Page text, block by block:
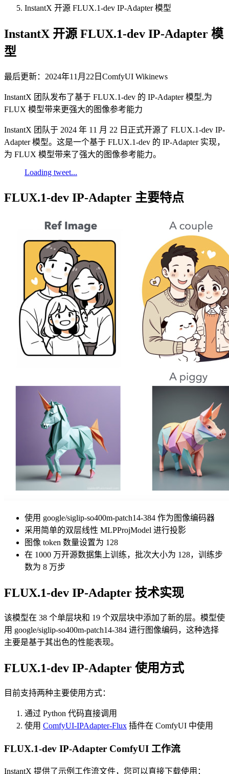
InstantX 开源 FLUX.1-dev IP-Adapter 模型
InstantX 开源 FLUX.1-dev IP-Adapter 模
型
最后更新：2024年11月22日 ComfyUI Wikinews
InstantX 团队发布了基于 FLUX.1-dev 的 IP-Adapter 模型,为
FLUX 模型带来更强大的图像参考能力
InstantX 团队于 2024 年 11 月 22 日正式开源了 FLUX.1-dev IP-
Adapter 模型。这是一个基于 FLUX.1-dev 的 IP-Adapter 实现，
为 FLUX 模型带来了强大的图像参考能力。
Loading tweet...
FLUX.1-dev IP-Adapter 主要特点
使用 google/siglip-so400m-patch14-384 作为图像编码器
采用简单的双层线性 MLPProjModel 进行投影
图像 token 数量设置为 128
在 1000 万开源数据集上训练，批次大小为 128，训练步
数为 8 万步
FLUX.1-dev IP-Adapter 技术实现
该模型在 38 个单层块和 19 个双层块中添加了新的层。模型使
用 google/siglip-so400m-patch14-384 进行图像编码，这种选择
主要是基于其出色的性能表现。
FLUX.1-dev IP-Adapter 使用方式
目前支持两种主要使用方式：
通过 Python 代码直接调用
使用 ComfyUI-IPAdapter-Flux 插件在 ComfyUI 中使用
FLUX.1-dev IP-Adapter ComfyUI 工作流
InstantX 提供了示例工作流文件，您可以直接下载使用：